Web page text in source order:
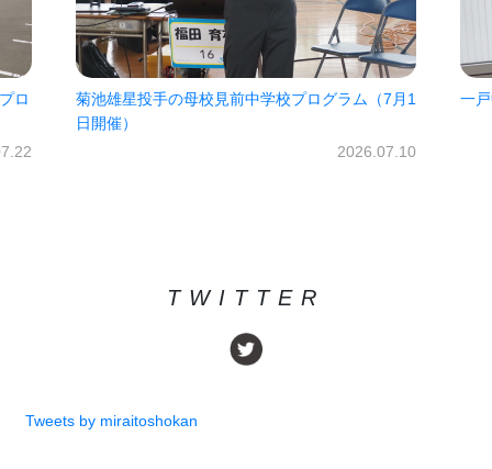
月1
一戸中未来パスポート2026!!
㈱
TWITTER
Tweets by miraitoshokan